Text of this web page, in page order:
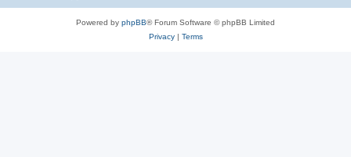
Powered by phpBB® Forum Software © phpBB Limited
Privacy| Terms